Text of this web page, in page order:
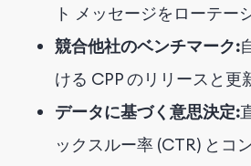
ト メッセージをローテー
競合他社のベンチマーク:
ける CPP のリリースと更
データに基づく意思決定:
ックスルー率 (CTR) とコ